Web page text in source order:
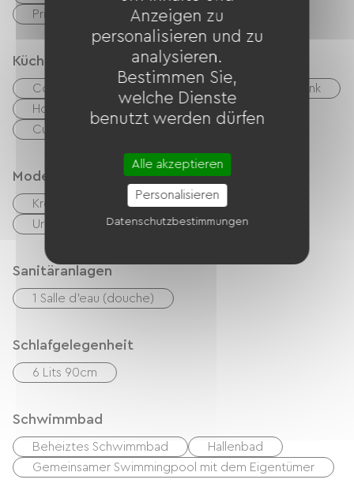
Privates, umzäuntes Gelände
Küche
Congélateur Spülmaschine
Kühlschrank
Hotte strebt
Mikrowelle
Cuisinière
Modes de paiement
Kreditkarte
Bargeld
Urlaubsgutscheine (ANCV)
Transfer
Sanitäranlagen
1 Salle d'eau (douche)
Schlafgelegenheit
6 Lits 90cm
Schwimmbad
Beheiztes Schwimmbad
Hallenbad
Gemeinsamer Swimmingpool mit dem Eigentümer
Anzeigen zu
personalisieren und zu
analysieren.
Bestimmen Sie,
welche Dienste
benutzt werden dürfen
Alle akzeptieren
Personalisieren
Datenschutzbestimmungen